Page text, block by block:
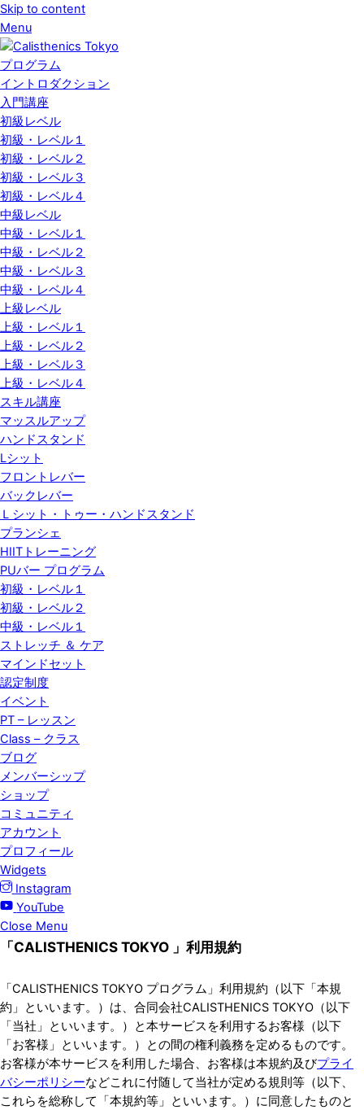
Skip to content
Menu
プログラム
イントロダクション
入門講座
初級レベル
初級・レベル１
初級・レベル２
初級・レベル３
初級・レベル４
中級レベル
中級・レベル１
中級・レベル２
中級・レベル３
中級・レベル４
上級レベル
上級・レベル１
上級・レベル２
上級・レベル３
上級・レベル４
スキル講座
マッスルアップ
ハンドスタンド
Lシット
フロントレバー
バックレバー
Ｌシット・トゥー・ハンドスタンド
プランシェ
HIITトレーニング
PUバー プログラム
初級・レベル１
初級・レベル２
中級・レベル１
ストレッチ ＆ ケア
マインドセット
認定制度
イベント
PT – レッスン
Class – クラス
ブログ
メンバーシップ
ショップ
コミュニティ
アカウント
プロフィール
Widgets
Instagram
YouTube
Close Menu
「CALISTHENICS TOKYO 」利用規約
「CALISTHENICS TOKYO プログラム」利用規約（以下「本規
約」といいます。）は、合同会社CALISTHENICS TOKYO（以下
「当社」といいます。）と本サービスを利用するお客様（以下
「お客様」といいます。）との間の権利義務を定めるものです。
お客様が本サービスを利用した場合、お客様は本規約及びプライ
バシーポリシーなどこれに付随して当社が定める規則等（以下、
これらを総称して「本規約等」といいます。）に同意したものと